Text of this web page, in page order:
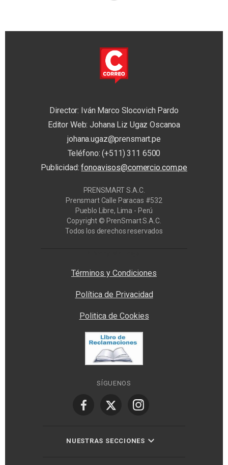
Director: Iván Marco Slocovich Pardo
Editor Web: Johana Liz Ugaz Oscanoa
johana.ugaz@prensmart.pe
Teléfono: (+511) 311 6500
Publicidad:fonoavisos@comercio.com.pe
PRENSMART S.A.C.
Prensmart Calle Paracas #532
Pueblo Libre, Lima - Perú
Copyright © PrenSmart S.A.C.
Todos los derechos reservados
Términos y Condiciones
Política de Privacidad
Politica de Cookies
SÍGUENOS
NUESTRAS SECCIONES